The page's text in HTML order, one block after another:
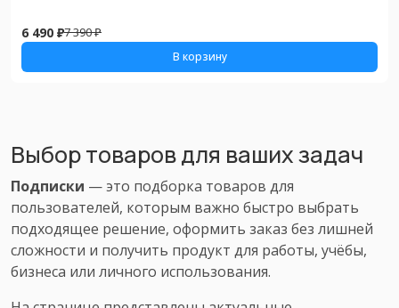
6 490 ₽7 390 ₽
В корзину
Выбор товаров для ваших задач
Подписки — это подборка товаров для
пользователей, которым важно быстро выбрать
подходящее решение, оформить заказ без лишней
сложности и получить продукт для работы, учёбы,
бизнеса или личного использования.